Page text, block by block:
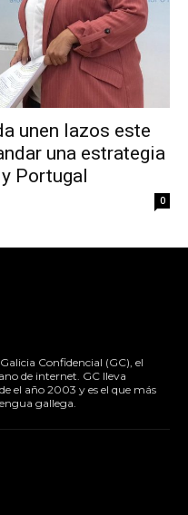
unen lazos este
una estrategia
Portugal
0
Confidencial (GC), el
de internet. GC lleva
el año 2003 y es el que más
gallega.